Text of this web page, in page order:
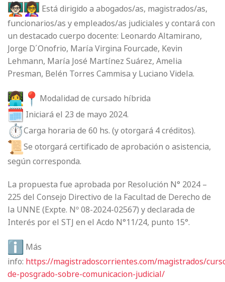
Está dirigido a abogados/as, magistrados/as,
funcionarios/as y empleados/as judiciales y contará con
un destacado cuerpo docente: Leonardo Altamirano,
Jorge D´Onofrio, María Virgina Fourcade, Kevin
Lehmann, María José Martínez Suárez, Amelia
Presman, Belén Torres Cammisa y Luciano Videla.
Modalidad de cursado híbrida
Iniciará el 23 de mayo 2024.
Carga horaria de 60 hs. (y otorgará 4 créditos).
Se otorgará certificado de aprobación o asistencia,
según corresponda.
La propuesta fue aprobada por Resolución N° 2024 –
225 del Consejo Directivo de la Facultad de Derecho de
la UNNE (Expte. Nº 08-2024-02567) y declarada de
Interés por el STJ en el Acdo N°11/24, punto 15°.
Más
info: https://magistradoscorrientes.com/magistrados/
de-posgrado-sobre-comunicacion-judicial/